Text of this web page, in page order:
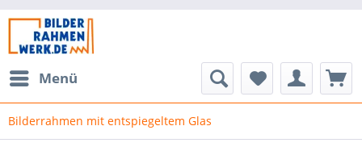
Menü
Bilderrahmen mit entspiegeltem Glas